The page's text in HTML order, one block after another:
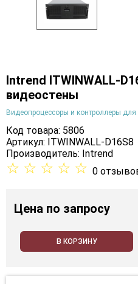
Intrend ITWINWALL-
видеостены
Видеопроцессоры и контроллеры для
Код товара: 5806
Артикул: ITWINWALL-D16S8
Производитель: Intrend
☆ ☆ ☆ ☆ ☆ 0
Цена по запросу
В КОРЗИНУ